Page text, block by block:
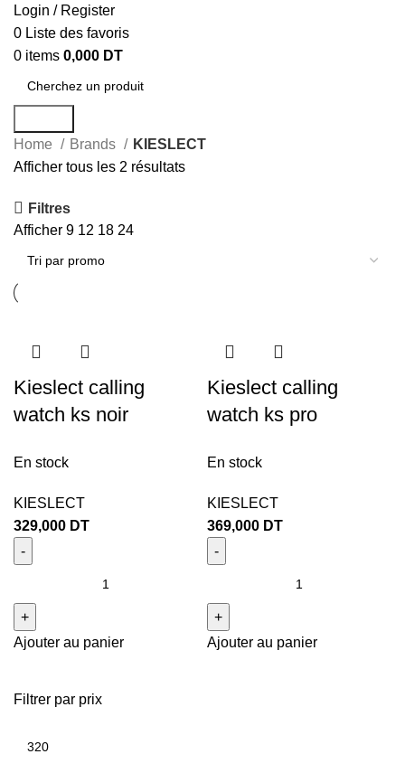
Login / Register
0 Liste des favoris
0 items 0,000 DT
Filtrer par prix
Home Brands
KIESLECT
Afficher tous les 2 résultats
Filtres
Afficher 9 12 18 24
Kieslect calling
watch ks noir
En stock
KIESLECT
329,000 DT
Ajouter au panier
Kieslect calling
watch ks pro
En stock
KIESLECT
369,000 DT
Ajouter au panier